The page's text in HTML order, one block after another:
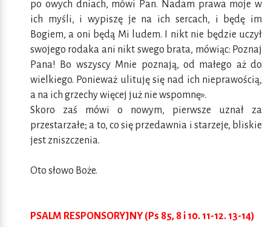
po owych dniach, mówi Pan. Nadam prawa moje w
ich myśli, i wypiszę je na ich sercach, i będę im
Bogiem, a oni będą Mi ludem. I nikt nie będzie uczył
swojego rodaka ani nikt swego brata, mówiąc: Poznaj
Pana! Bo wszyscy Mnie poznają, od małego aż do
wielkiego. Ponieważ ulituję się nad ich nieprawością,
a na ich grzechy więcej już nie wspomnę».
Skoro zaś mówi o nowym, pierwsze uznał za
przestarzałe; a to, co się przedawnia i starzeje, bliskie
jest zniszczenia.
Oto słowo Boże.
PSALM RESPONSORYJNY (Ps 85, 8 i 10. 11-12. 13-14)